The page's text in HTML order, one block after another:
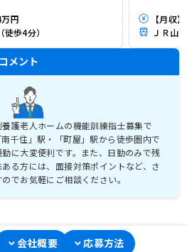
円
歩4分）
ＪＲ山
メント
護老人ホームの機能訓練指士募集で
千住」駅・「町屋」駅から徒歩圏内で
に大変便利です。また、日勤のみで残
る方には、面接対策ポイントなど、さ
でお気軽にご相談ください。
会社概要 応募方法